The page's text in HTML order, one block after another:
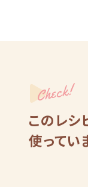
Check!
このレシ
使ってい